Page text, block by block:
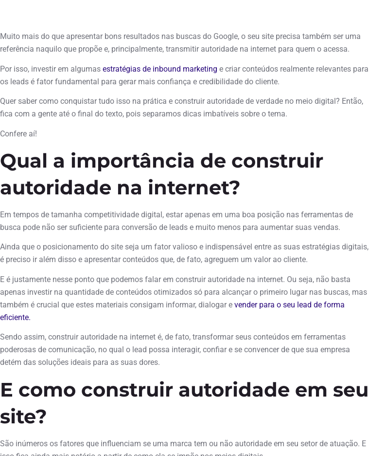
Muito mais do que apresentar bons resultados nas buscas do Google, o seu site precisa também ser uma
referência naquilo que propõe e, principalmente, transmitir autoridade na internet para quem o acessa.
Por isso, investir em algumas estratégias de inbound marketing e criar conteúdos realmente relevantes para
os leads é fator fundamental para gerar mais confiança e credibilidade do cliente.
Quer saber como conquistar tudo isso na prática e construir autoridade de verdade no meio digital? Então,
fica com a gente até o final do texto, pois separamos dicas imbatíveis sobre o tema.
Confere aí!
Qual a importância de construir
autoridade na internet?
Em tempos de tamanha competitividade digital, estar apenas em uma boa posição nas ferramentas de
busca pode não ser suficiente para conversão de leads e muito menos para aumentar suas vendas.
Ainda que o posicionamento do site seja um fator valioso e indispensável entre as suas estratégias digitais,
é preciso ir além disso e apresentar conteúdos que, de fato, agreguem um valor ao cliente.
E é justamente nesse ponto que podemos falar em construir autoridade na internet. Ou seja, não basta
apenas investir na quantidade de conteúdos otimizados só para alcançar o primeiro lugar nas buscas, mas
também é crucial que estes materiais consigam informar, dialogar e vender para o seu lead de forma
eficiente.
Sendo assim, construir autoridade na internet é, de fato, transformar seus conteúdos em ferramentas
poderosas de comunicação, no qual o lead possa interagir, confiar e se convencer de que sua empresa
detém das soluções ideais para as suas dores.
E como construir autoridade em seu
site?
São inúmeros os fatores que influenciam se uma marca tem ou não autoridade em seu setor de atuação. E